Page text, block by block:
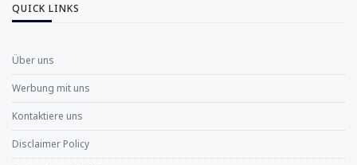
QUICK LINKS
Über uns
Werbung mit uns
Kontaktiere uns
Disclaimer Policy